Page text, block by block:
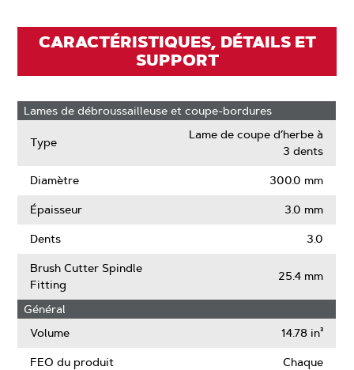
CARACTÉRISTIQUES, DÉTAILS ET
SUPPORT
Lames de débroussailleuse et coupe-bordures
Type
Lame de coupe d’herbe à
3 dents
Diamètre 300.0 mm
Épaisseur 3.0 mm
Dents 3.0
Brush Cutter Spindle
Fitting
25.4 mm
Général
Volume
14.78 in³
FEO du produit Chaque